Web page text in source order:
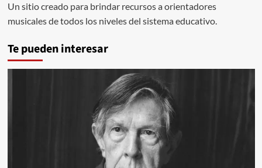
Un sitio creado para brindar recursos a orientadores
musicales de todos los niveles del sistema educativo.
Te pueden interesar